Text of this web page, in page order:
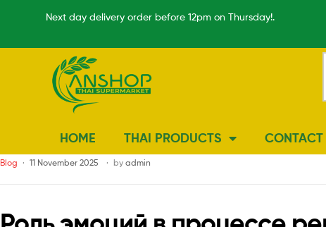
Next day delivery order before 12pm on Thursday!.
HOME THAI PRODUCTS CONTACT
Blog 11 November 2025 by admin